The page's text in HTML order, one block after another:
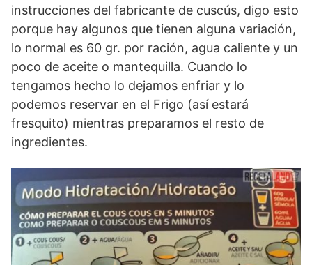
instrucciones del fabricante de cuscús, digo esto
porque hay algunos que tienen alguna variación,
lo normal es 60 gr. por ración, agua caliente y un
poco de aceite o mantequilla. Cuando lo
tengamos hecho lo dejamos enfriar y lo
podemos reservar en el Frigo (así estará
fresquito) mientras preparamos el resto de
ingredientes.